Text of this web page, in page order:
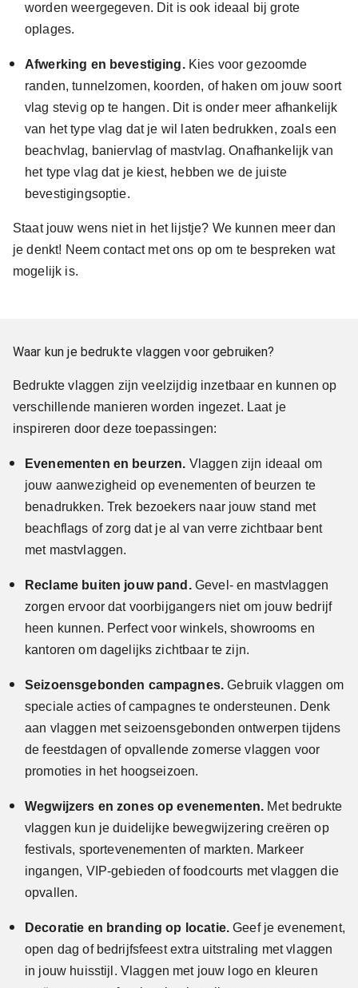
worden weergegeven. Dit is ook ideaal bij grote
oplages.
Afwerking en bevestiging. Kies voor gezoomde
randen, tunnelzomen, koorden, of haken om jouw soort
vlag stevig op te hangen. Dit is onder meer afhankelijk
van het type vlag dat je wil laten bedrukken, zoals een
beachvlag, baniervlag of mastvlag. Onafhankelijk van
het type vlag dat je kiest, hebben we de juiste
bevestigingsoptie.
Staat jouw wens niet in het lijstje? We kunnen meer dan
je denkt! Neem contact met ons op om te bespreken wat
mogelijk is.
Waar kun je bedrukte vlaggen voor gebruiken?
Bedrukte vlaggen zijn veelzijdig inzetbaar en kunnen op
verschillende manieren worden ingezet. Laat je
inspireren door deze toepassingen:
Evenementen en beurzen. Vlaggen zijn ideaal om
jouw aanwezigheid op evenementen of beurzen te
benadrukken. Trek bezoekers naar jouw stand met
beachflags of zorg dat je al van verre zichtbaar bent
met mastvlaggen.
Reclame buiten jouw pand. Gevel- en mastvlaggen
zorgen ervoor dat voorbijgangers niet om jouw bedrijf
heen kunnen. Perfect voor winkels, showrooms en
kantoren om dagelijks zichtbaar te zijn.
Seizoensgebonden campagnes.Gebruik vlaggen om
speciale acties of campagnes te ondersteunen. Denk
aan vlaggen met seizoensgebonden ontwerpen tijdens
de feestdagen of opvallende zomerse vlaggen voor
promoties in het hoogseizoen.
Wegwijzers en zones op evenementen. Met bedrukte
vlaggen kun je duidelijke bewegwijzering creëren op
festivals, sportevenementen of markten. Markeer
ingangen, VIP-gebieden of foodcourts met vlaggen die
opvallen.
Decoratie en branding op locatie.Geef je evenement,
open dag of bedrijfsfeest extra uitstraling met vlaggen
in jouw huisstijl. Vlaggen met jouw logo en kleuren